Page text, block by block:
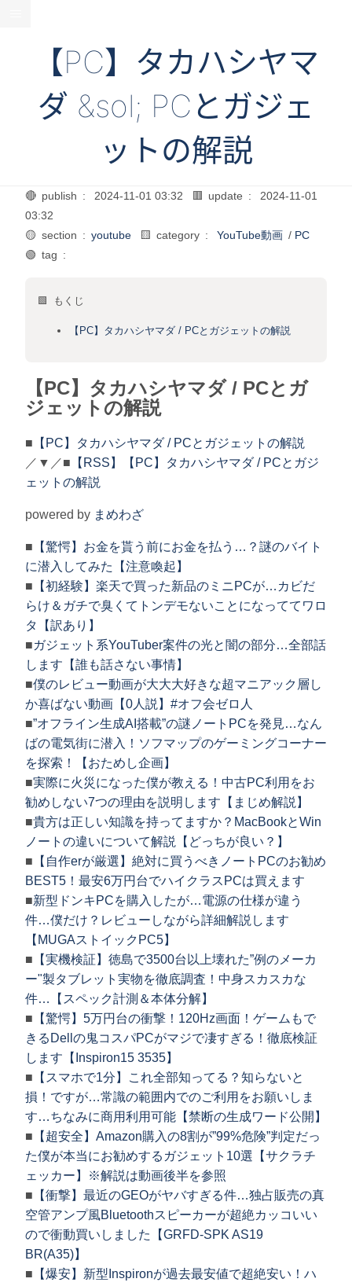
【PC】タカハシヤマ
ダ &sol; PCとガジェ
ットの解説
🔴 publish : 2024-11-01 03:32 🟥 update :
2024-11-01
03:32
🟡 section : youtube 🟨 category : YouTube動画 / PC
🟢 tag :
🟩 もくじ
【PC】タカハシヤマダ / PCとガジェットの解説
【PC】タカハシヤマダ / PCとガ
ジェットの解説
■ 【PC】タカハシヤマダ / PCとガジェットの解説
／▼／■ 【RSS】【PC】タカハシヤマダ / PCとガジ
ェットの解説
powered by まめわざ
■ 【驚愕】お金を貰う前にお金を払う…？謎のバイト
に潜入してみた【注意喚起】
■ 【初経験】楽天で買った新品のミニPCが…カビだ
らけ＆ガチで臭くてトンデモないことになっててワロ
タ【訳あり】
■ガジェット系YouTuber案件の光と闇の部分…全部話
します【誰も話さない事情】
■僕のレビュー動画が大大大好きな超マニアック層し
か喜ばない動画【0人説】#オフ会ゼロ人
■”オフライン生成AI搭載”の謎ノートPCを発見…なん
ばの電気街に潜入！ソフマップのゲーミングコーナー
を探索！【おためし企画】
■実際に火災になった僕が教える！中古PC利用をお
勧めしない7つの理由を説明します【まじめ解説】
■貴方は正しい知識を持ってますか？MacBookとWin
ノートの違いについて解説【どっちが良い？】
■ 【自作erが厳選】絶対に買うべきノートPCのお勧め
BEST5！最安6万円台でハイクラスPCは買えます
■新型ドンキPCを購入したが…電源の仕様が違う
件…僕だけ？レビューしながら詳細解説します
【MUGAストイックPC5】
■ 【実機検証】徳島で3500台以上壊れた”例のメーカ
ー"製タブレット実物を徹底調査！中身スカスカな
件…【スペック計測＆本体分解】
■ 【驚愕】5万円台の衝撃！120Hz画面！ゲームもで
きるDellの鬼コスパPCがマジで凄すぎる！徹底検証
します【Inspiron15 3535】
■ 【スマホで1分】これ全部知ってる？知らないと
損！ですが…常識の範囲内でのご利用をお願いしま
す…ちなみに商用利用可能【禁断の生成ワード公開】
■ 【超安全】Amazon購入の8割が”99%危険”判定だっ
た僕が本当にお勧めするガジェット10選【サクラチ
ェッカー】※解説は動画後半を参照
■ 【衝撃】最近のGEOがヤバすぎる件…独占販売の真
空管アンプ風Bluetoothスピーカーが超絶カッコいい
ので衝動買いしました【GRFD-SPK AS19
BR(A35)】
■ 【爆安】新型Inspironが過去最安値で超絶安い！ハ